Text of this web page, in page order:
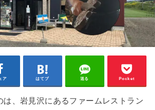
ア はてブ 送る Pocket
は、岩見沢にあるファームレストラン